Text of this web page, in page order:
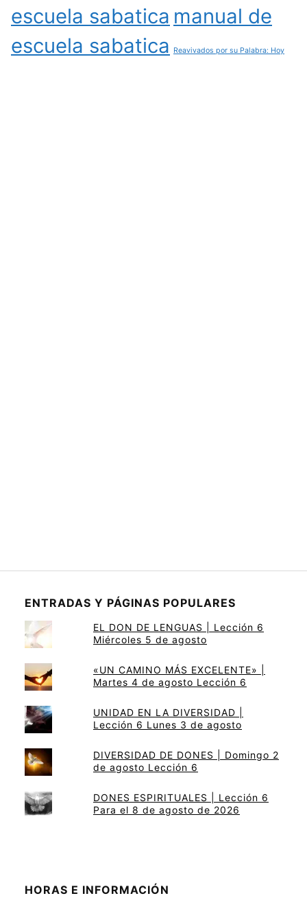
escuela sabatica manual de
escuela sabatica
Reavivados por su Palabra: Hoy
ENTRADAS Y PÁGINAS POPULARES
EL DON DE LENGUAS | Lección 6
Miércoles 5 de agosto
«UN CAMINO MÁS EXCELENTE» |
Martes 4 de agosto Lección 6
UNIDAD EN LA DIVERSIDAD |
Lección 6 Lunes 3 de agosto
DIVERSIDAD DE DONES | Domingo 2
de agosto Lección 6
DONES ESPIRITUALES | Lección 6
Para el 8 de agosto de 2026
HORAS E INFORMACIÓN